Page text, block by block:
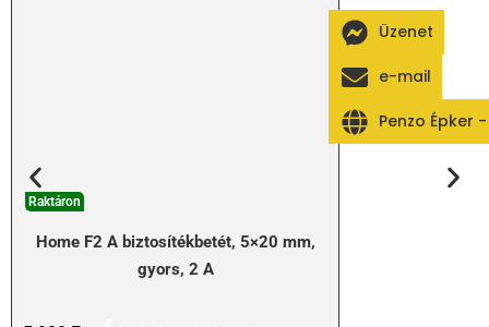
Raktáron
Home F2 A biztosítékbetét, 5×20 mm,
gyors, 2 A
Üzenet
e-mail
Penzo Épker